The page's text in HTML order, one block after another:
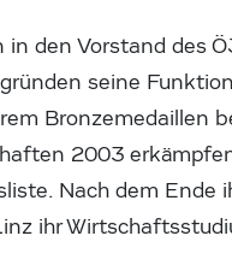
den Vorstand des
seine Funktion
Bronzemedaillen
2003
Nach dem Ende
ihr